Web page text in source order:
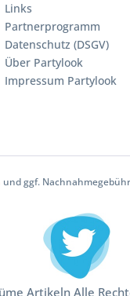
Links
Partnerprogramm
Datenschutz (DSGV)
Über Partylook
Impressum Partylook
und ggf.
Artikeln Alle